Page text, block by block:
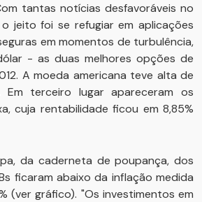
tantas notícias desfavoráveis no
jeito foi se refugiar em aplicações
em momentos de turbulência,
- as duas melhores opções de
A moeda americana teve alta de
Em terceiro lugar apareceram os
cuja rentabilidade ficou em 8,85%
da caderneta de poupança, dos
ficaram abaixo da inflação medida
(ver gráfico). "Os investimentos em